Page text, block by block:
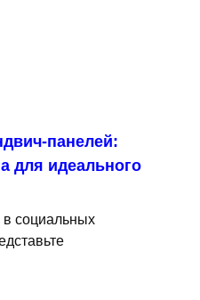
панелей:
для идеального
в социальных